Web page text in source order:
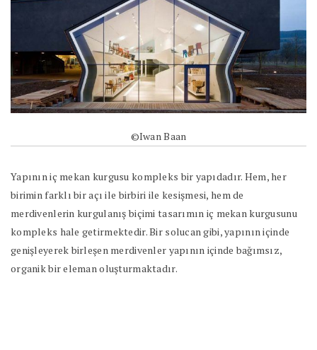
©Iwan Baan
Yapının iç mekan kurgusu kompleks bir yapıdadır. Hem, her
birimin farklı bir açı ile birbiri ile kesişmesi, hem de
merdivenlerin kurgulanış biçimi tasarımın iç mekan kurgusunu
kompleks hale getirmektedir. Bir solucan gibi, yapının içinde
genişleyerek birleşen merdivenler yapının içinde bağımsız,
organik bir eleman oluşturmaktadır.